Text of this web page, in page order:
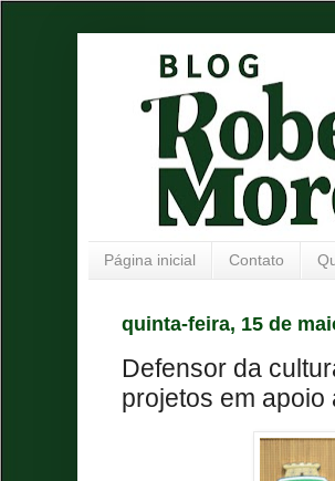
Página inicial Contato
quinta-feira, 15 de
Defensor da
projetos em apoio